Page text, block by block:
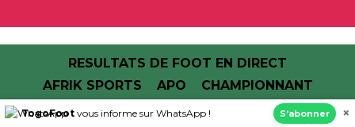
RESULTATS DE FOOT EN DIRECT
AFRIK SPORTS
APO CHAMPIONNANT
TogoFoot vous informe sur WhatsApp ! S’abonner ×